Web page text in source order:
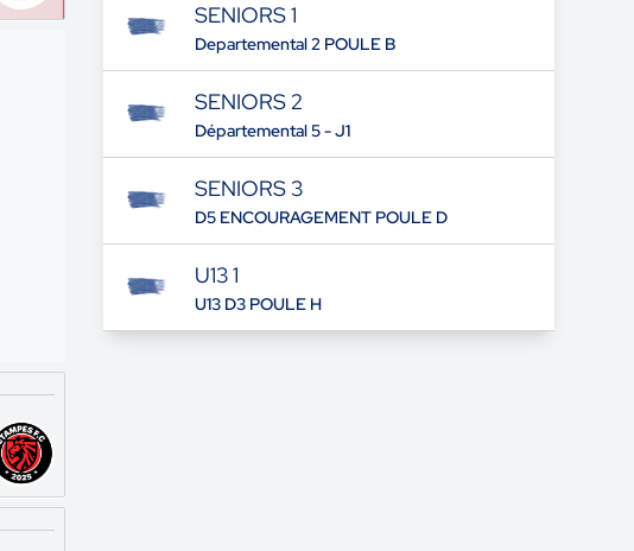
SENIORS 1
Departemental 2 POULE B
SENIORS 2
Départemental 5 - J1
SENIORS 3
D5 ENCOURAGEMENT POULE D
U13 1
U13 D3 POULE H